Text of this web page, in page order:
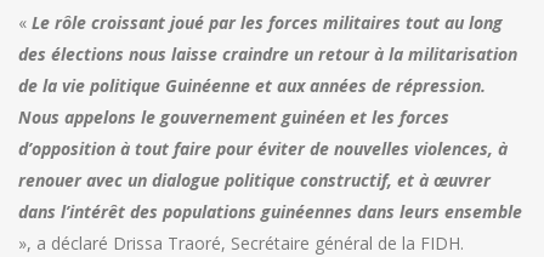
« Le rôle croissant joué par les forces militaires tout au long
des élections nous laisse craindre un retour à la militarisation
de la vie politique Guinéenne et aux années de répression.
Nous appelons le gouvernement guinéen et les forces
d’opposition à tout faire pour éviter de nouvelles violences, à
renouer avec un dialogue politique constructif, et à œuvrer
dans l’intérêt des populations guinéennes dans leurs ensemble
», a déclaré Drissa Traoré, Secrétaire général de la FIDH.